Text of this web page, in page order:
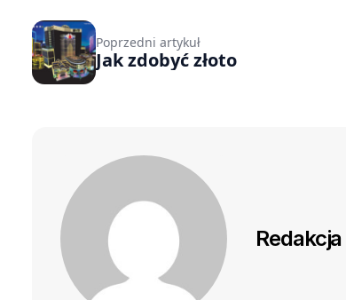
Poprzedni artykuł
Jak zdobyć złoto
Redakcja